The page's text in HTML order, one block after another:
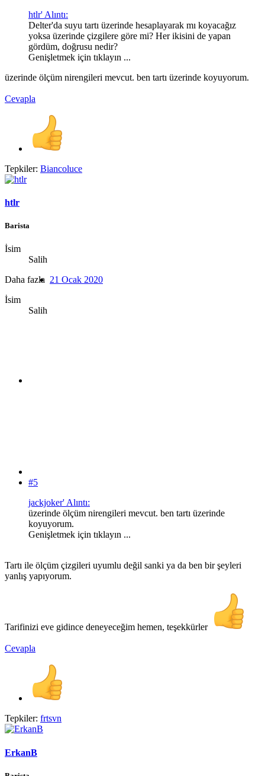
htlr' Alıntı:
Delter'da suyu tartı üzerinde hesaplayarak mı koyacağız
yoksa üzerinde çizgilere göre mi? Her ikisini de yapan
gördüm, doğrusu nedir?
Genişletmek için tıklayın ...
üzerinde ölçüm nirengileri mevcut. ben tartı üzerinde koyuyorum.
Cevapla
Tepkiler: Biancoluce
htlr
Barista
İsim
Salih
Daha fazla
İsim
Salih
21 Ocak 2020
#5
jackjoker' Alıntı:
üzerinde ölçüm nirengileri mevcut. ben tartı üzerinde
koyuyorum.
Genişletmek için tıklayın ...
Tartı ile ölçüm çizgileri uyumlu değil sanki ya da ben bir şeyleri
yanlış yapıyorum.
Tarifinizi eve gidince deneyeceğim hemen, teşekkürler
Cevapla
Tepkiler: frtsvn
ErkanB